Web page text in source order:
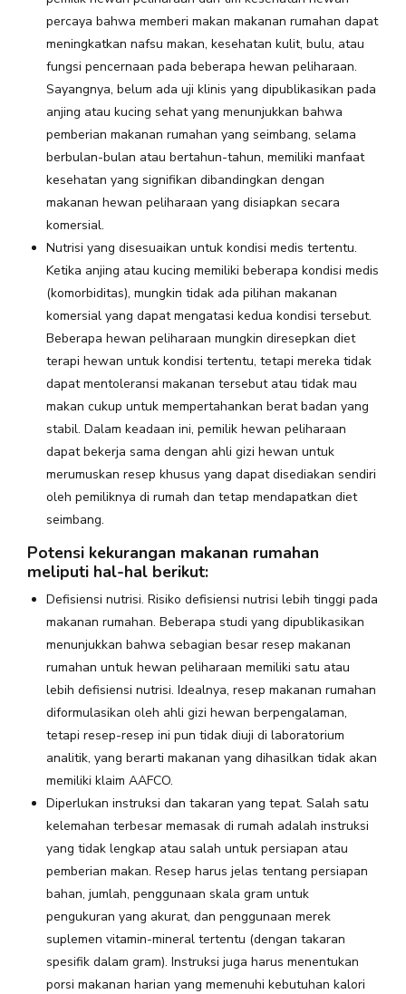
percaya bahwa memberi makan makanan rumahan dapat
meningkatkan nafsu makan, kesehatan kulit, bulu, atau
fungsi pencernaan pada beberapa hewan peliharaan.
Sayangnya, belum ada uji klinis yang dipublikasikan pada
anjing atau kucing sehat yang menunjukkan bahwa
pemberian makanan rumahan yang seimbang, selama
berbulan-bulan atau bertahun-tahun, memiliki manfaat
kesehatan yang signifikan dibandingkan dengan
makanan hewan peliharaan yang disiapkan secara
komersial.
Nutrisi yang disesuaikan untuk kondisi medis tertentu.
Ketika anjing atau kucing memiliki beberapa kondisi medis
(komorbiditas), mungkin tidak ada pilihan makanan
komersial yang dapat mengatasi kedua kondisi tersebut.
Beberapa hewan peliharaan mungkin diresepkan diet
terapi hewan untuk kondisi tertentu, tetapi mereka tidak
dapat mentoleransi makanan tersebut atau tidak mau
makan cukup untuk mempertahankan berat badan yang
stabil. Dalam keadaan ini, pemilik hewan peliharaan
dapat bekerja sama dengan ahli gizi hewan untuk
merumuskan resep khusus yang dapat disediakan sendiri
oleh pemiliknya di rumah dan tetap mendapatkan diet
seimbang.
Potensi kekurangan makanan rumahan
meliputi hal-hal berikut:
Defisiensi nutrisi. Risiko defisiensi nutrisi lebih tinggi pada
makanan rumahan. Beberapa studi yang dipublikasikan
menunjukkan bahwa sebagian besar resep makanan
rumahan untuk hewan peliharaan memiliki satu atau
lebih defisiensi nutrisi. Idealnya, resep makanan rumahan
diformulasikan oleh ahli gizi hewan berpengalaman,
tetapi resep-resep ini pun tidak diuji di laboratorium
analitik, yang berarti makanan yang dihasilkan tidak akan
memiliki klaim AAFCO.
Diperlukan instruksi dan takaran yang tepat. Salah satu
kelemahan terbesar memasak di rumah adalah instruksi
yang tidak lengkap atau salah untuk persiapan atau
pemberian makan. Resep harus jelas tentang persiapan
bahan, jumlah, penggunaan skala gram untuk
pengukuran yang akurat, dan penggunaan merek
suplemen vitamin-mineral tertentu (dengan takaran
spesifik dalam gram). Instruksi juga harus menentukan
porsi makanan harian yang memenuhi kebutuhan kalori